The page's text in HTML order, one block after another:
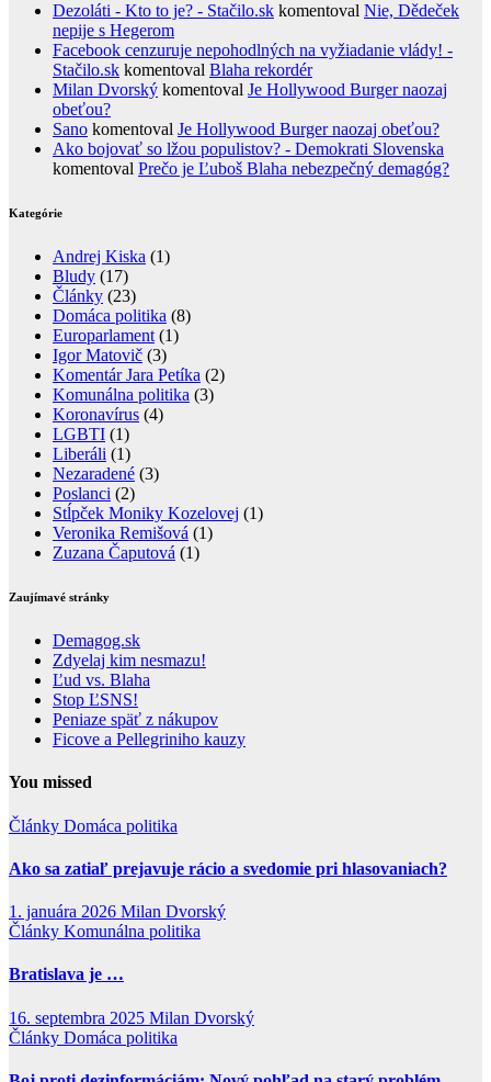
Dezoláti - Kto to je? - Stačilo.sk komentoval Nie, Dědeček
nepije s Hegerom
Facebook cenzuruje nepohodlných na vyžiadanie vlády! -
Stačilo.sk komentoval Blaha rekordér
Milan Dvorský komentoval Je Hollywood Burger naozaj
obeťou?
Sano komentoval Je Hollywood Burger naozaj obeťou?
Ako bojovať so lžou populistov? - Demokrati Slovenska
komentoval Prečo je Ľuboš Blaha nebezpečný demagóg?
Kategórie
Andrej Kiska (1)
Bludy (17)
Články (23)
Domáca politika (8)
Europarlament (1)
Igor Matovič (3)
Komentár Jara Petíka (2)
Komunálna politika (3)
Koronavírus (4)
LGBTI (1)
Liberáli (1)
Nezaradené (3)
Poslanci (2)
Stĺpček Moniky Kozelovej (1)
Veronika Remišová (1)
Zuzana Čaputová (1)
Zaujímavé stránky
Demagog.sk
Zdyelaj kim nesmazu!
Ľud vs. Blaha
Stop ĽSNS!
Peniaze späť z nákupov
Ficove a Pellegriniho kauzy
You missed
Články Domáca politika
Ako sa zatiaľ prejavuje rácio a svedomie pri hlasovaniach?
1. januára 2026 Milan Dvorský
Články Komunálna politika
Bratislava je …
16. septembra 2025 Milan Dvorský
Články Domáca politika